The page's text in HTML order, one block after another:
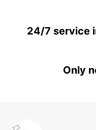
24/7 service
Only